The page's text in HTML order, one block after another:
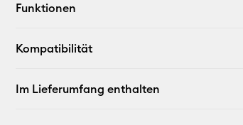
Funktionen
Kompatibilität
Im Lieferumfang enthalten